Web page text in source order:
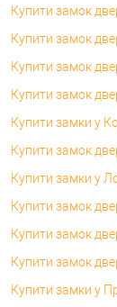
Купити замок
Купити замок
Купити замок
Купити замок
Купити замки у
Купити замок
Купити замки у
Купити замок
Купити замок
Купити замок
Купити замки у